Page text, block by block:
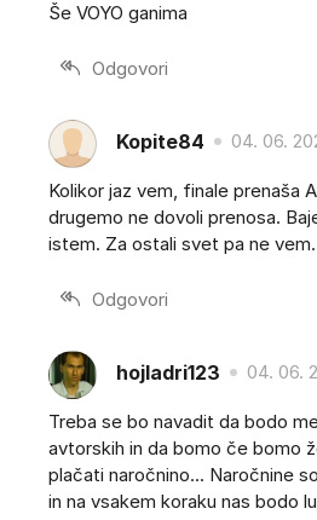
Še VOYO ganima
Odgovori
Kopite84 04. 06.
Kolikor jaz vem, finale prenaša
drugemo ne dovoli prenosa.
istem. Za ostali svet pa ne
Odgovori
hojladri123 04. 06.
Treba se bo navadit da bodo
avtorskih in da bomo če bomo
plačati naročnino... Naročnine
in na vsakem koraku nas bodo